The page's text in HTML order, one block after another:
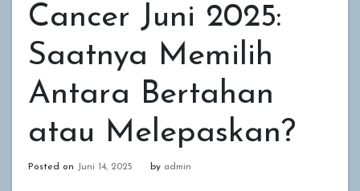
Cancer Juni 2025:
Saatnya Memilih
Antara Bertahan
atau Melepaskan?
Posted on Juni 14, 2025 by admin